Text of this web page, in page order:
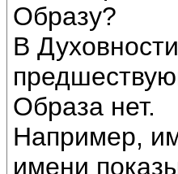
Образу?
В
Образа нет.
Например,
имени